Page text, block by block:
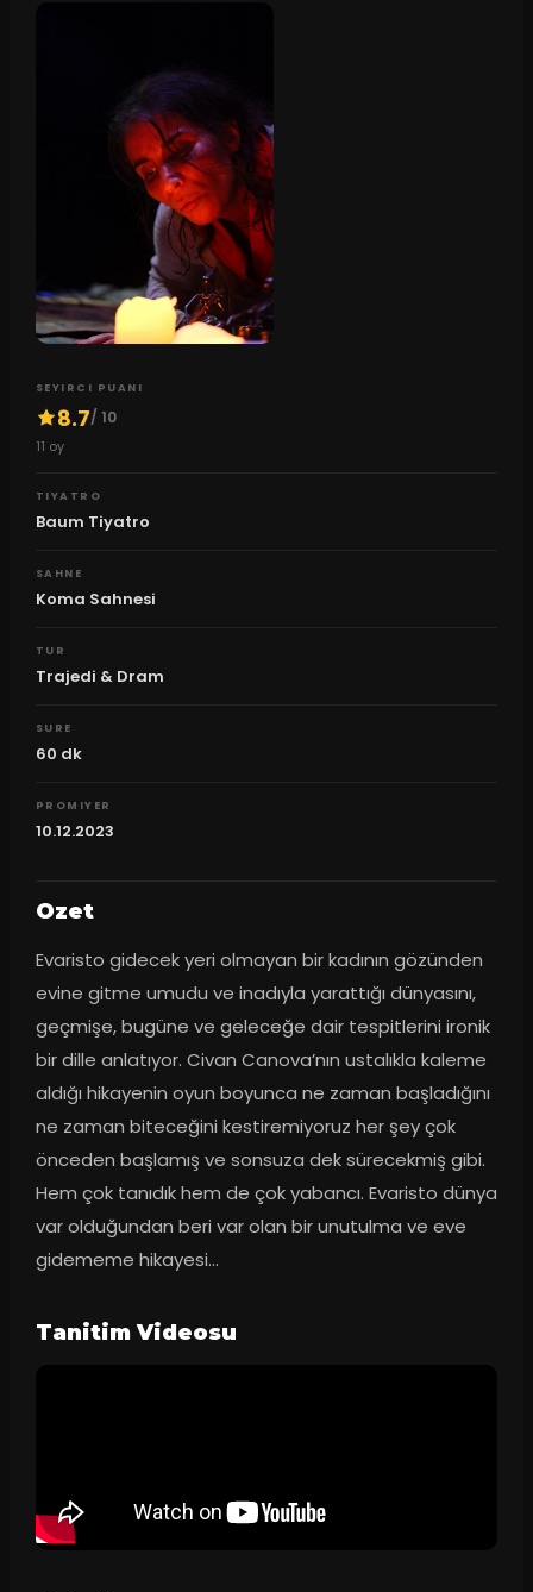
SEYIRCI PUANI
8.7/ 10
11 oy
TIYATRO
Baum Tiyatro
SAHNE
Koma Sahnesi
TUR
Trajedi & Dram
SURE
60 dk
PROMIYER
10.12.2023
Ozet
Evaristo gidecek yeri olmayan bir kadının gözünden
evine gitme umudu ve inadıyla yarattığı dünyasını,
geçmişe, bugüne ve geleceğe dair tespitlerini ironik
bir dille anlatıyor. Civan Canova’nın ustalıkla kaleme
aldığı hikayenin oyun boyunca ne zaman başladığını
ne zaman biteceğini kestiremiyoruz her şey çok
önceden başlamış ve sonsuza dek sürecekmiş gibi.
Hem çok tanıdık hem de çok yabancı. Evaristo dünya
var olduğundan beri var olan bir unutulma ve eve
gidememe hikayesi…
Tanitim Videosu